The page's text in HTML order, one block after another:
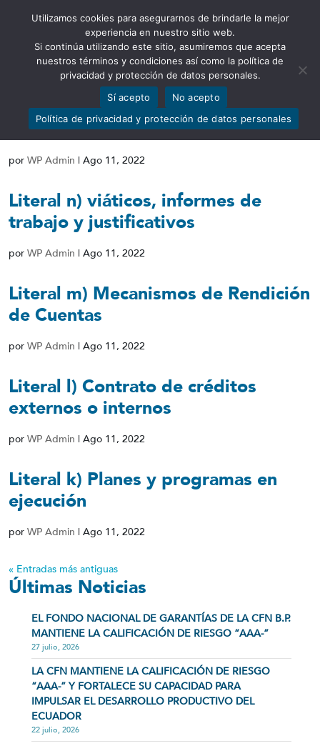
Abrir barra de herramientas
Literal o) Responsable de atender la
información
por WP Admin | Ago 11, 2022
Literal n) viáticos, informes de
trabajo y justificativos
por WP Admin | Ago 11, 2022
Literal m) Mecanismos de Rendición
de Cuentas
por WP Admin | Ago 11, 2022
Literal l) Contrato de créditos
externos o internos
por WP Admin | Ago 11, 2022
Literal k) Planes y programas en
ejecución
por WP Admin | Ago 11, 2022
« Entradas más antiguas
Últimas Noticias
EL FONDO NACIONAL DE GARANTÍAS DE LA CFN B.P.
MANTIENE LA CALIFICACIÓN DE RIESGO “AAA-”
27 julio, 2026
LA CFN MANTIENE LA CALIFICACIÓN DE RIESGO
“AAA-” Y FORTALECE SU CAPACIDAD PARA
IMPULSAR EL DESARROLLO PRODUCTIVO DEL
ECUADOR
22 julio, 2026
Utilizamos cookies para asegurarnos de brindarle la mejor
experiencia en nuestro sitio web.
Si continúa utilizando este sitio, asumiremos que acepta
nuestros términos y condiciones así como la política de
privacidad y protección de datos personales.
Sí acepto
No acepto
Política de privacidad y protección de datos personales